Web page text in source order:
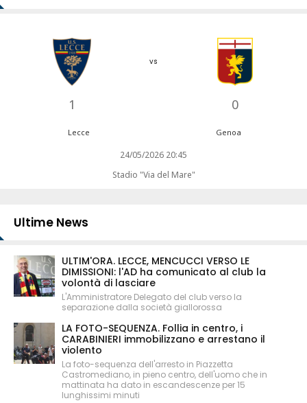
1
vs
0
Lecce Genoa
24/05/2026 20:45
Stadio "Via del Mare"
Ultime News
ULTIM'ORA. LECCE, MENCUCCI VERSO LE
DIMISSIONI: l'AD ha comunicato al club la
volontà di lasciare
L'Amministratore Delegato del club verso la
separazione dalla società giallorossa
LA FOTO-SEQUENZA. Follia in centro, i
CARABINIERI immobilizzano e arrestano il
violento
La foto-sequenza dell'arresto in Piazzetta
Castromediano, in pieno centro, dell'uomo che in
mattinata ha dato in escandescenze per 15
lunghissimi minuti